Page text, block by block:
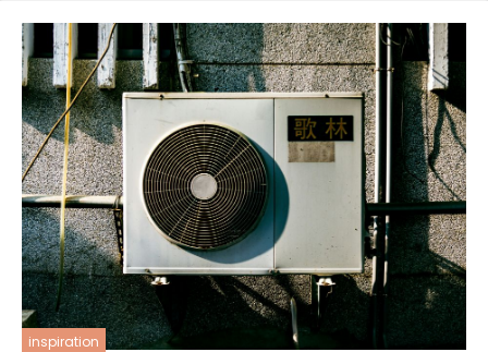
inspiration